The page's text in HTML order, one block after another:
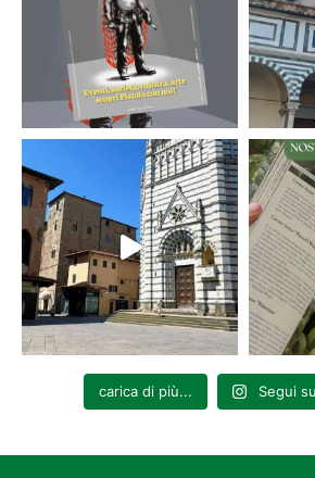
carica di più... Segui